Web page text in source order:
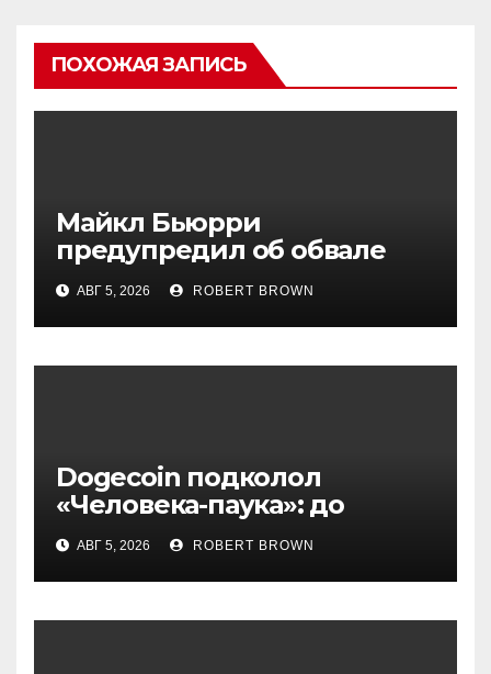
ПОХОЖАЯ ЗАПИСЬ
Майкл Бьюрри
предупредил об обвале
рынка при рекордном S&P
500АВГ 5, 2026 ROBERT BROWN
Dogecoin подколол
«Человека-паука»: до
мемкоина еще 11 премьер
АВГ 5, 2026 ROBERT BROWN